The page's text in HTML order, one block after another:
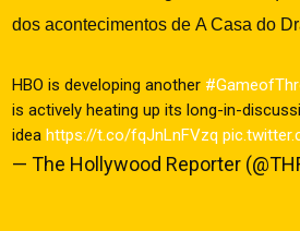
dos acontecimentos de A Casa do
HBO is developing another
is actively heating up its long-in-
ideahttps://t.co/fqJnLnFVzq
— The Hollywood Reporter